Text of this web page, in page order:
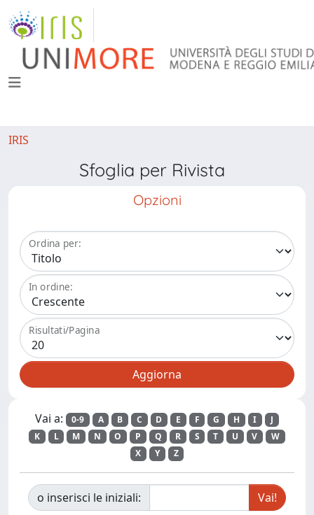
IRIS
Sfoglia per Rivista
Opzioni
Ordina per:
In ordine:
Risultati/Pagina
Vai a: 0-9 A B C D E F G H I
J
K
L M N O P Q R S T U V
W
X
Y Z
o inserisci le iniziali: